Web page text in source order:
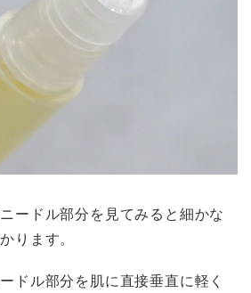
ードル部分を見てみると細かな
ります。
ドル部分を肌に直接垂直に軽く